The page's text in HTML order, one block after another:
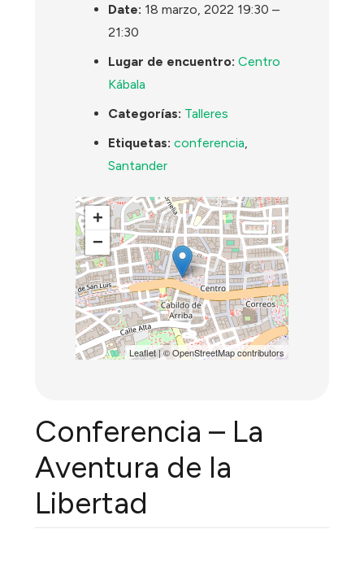
Date: 18 marzo, 2022 19:30 –
21:30
Lugar de encuentro: Centro
Kábala
Categorías: Talleres
Etiquetas: conferencia
Santander
+
−
Leaflet| ©OpenStreetMapcontributors
Conferencia – La
Aventura de la
Libertad